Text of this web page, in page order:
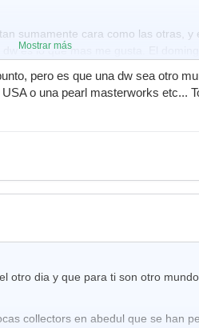
sumamente cara como las otras,
es lo que mas me gusta. El
Mostrar más
pero es que una dw sea otro
o una pearl masterworks etc...
otro dia y que para ti son otro
collectors en abedul que se han